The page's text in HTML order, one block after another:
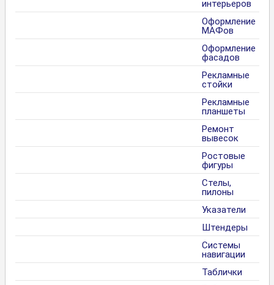
интерьеров
Оформление
МАФов
Оформление
фасадов
Рекламные
стойки
Рекламные
планшеты
Ремонт
вывесок
Ростовые
фигуры
Стелы,
пилоны
Указатели
Штендеры
Системы
навигации
Таблички